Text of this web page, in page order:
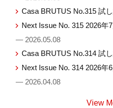
Casa BRUTUS No.315 試
Next Issue No. 315 2026年
— 2026.05.08
Casa BRUTUS No.314 試
Next Issue No. 314 2026年
— 2026.04.08
View